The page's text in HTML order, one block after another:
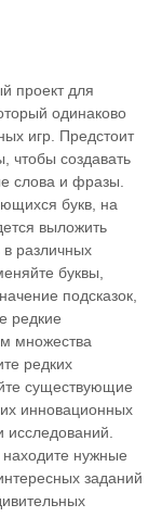
проект для
одинаково
игр. Предстоит
чтобы создавать
слова и фразы.
букв, на
выложить
различных
буквы,
подсказок,
редкие
множества
редких
существующие
инновационных
исследований.
нужные
заданий